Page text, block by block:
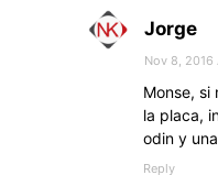
Jorge
Nov 8, 2016
Monse, si
la placa,
odin y
Reply